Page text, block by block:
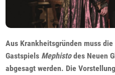
Aus Krankheitsgründen muss
Gastspiels Mephistodes Neuen
abgesagt werden. Die